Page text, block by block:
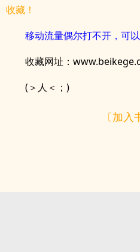
收藏！
移动流量偶尔打不开，可
收藏网址：
(＞人＜；)
〔加入